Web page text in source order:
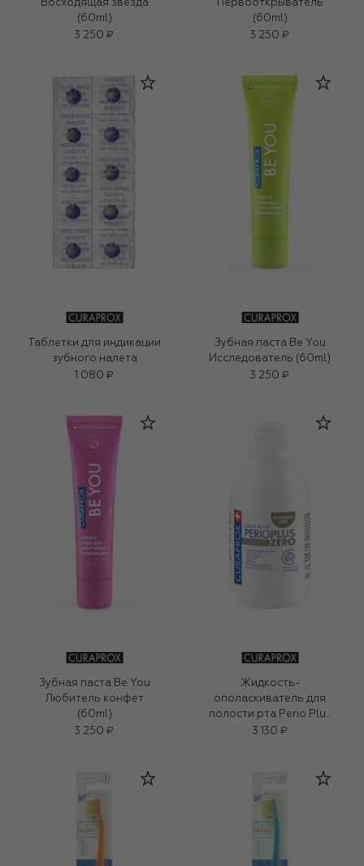
Восходящая звезда
(60ml)
3 250 ₽
Первооткрыватель
(60ml)
3 250 ₽
Таблетки для индикации
зубного налета
1 080 ₽
Зубная паста Be You
Исследователь (60ml)
3 250 ₽
Зубная паста Be You
Любитель конфет
(60ml)
3 250 ₽
Жидкость-
ополаскиватель для
полости рта Perio Plus
Zero (200ml)
3 130 ₽